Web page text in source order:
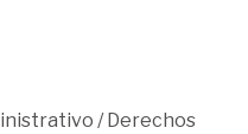
/Derechos